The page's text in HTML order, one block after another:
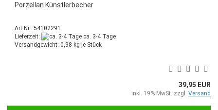
Porzellan Künstlerbecher
Art.Nr.: 54102291
Lieferzeit:
ca. 3-4 Tage
Versandgewicht: 0,38 kg je Stück
39,95 EUR
inkl. 19% MwSt. zzgl. Versand